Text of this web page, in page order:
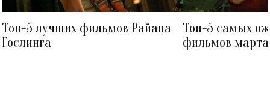
Топ-5 лучших фильмов Райана
Гослинга
Топ-5 самых
фильмов